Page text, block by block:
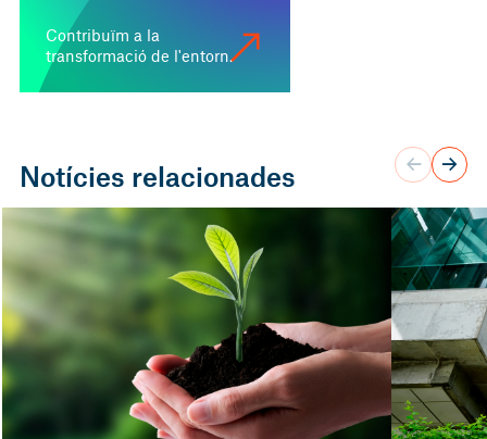
Contribuïm a la
transformació de l'entorn.
Notícies relacionades